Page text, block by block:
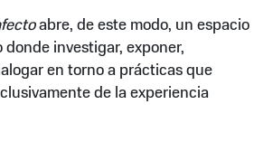
abre, de este modo, un espacio
investigar, exponer,
en torno a prácticas que
de la experiencia